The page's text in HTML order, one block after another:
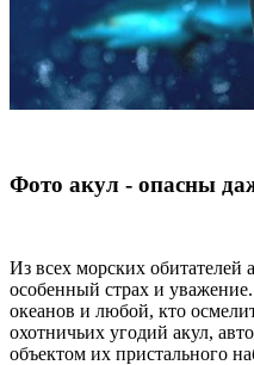
Фото акул - опасны
Из всех морских
особенный страх и
океанов и любой, кто
охотничьих угодий акул,
объектом их пристального